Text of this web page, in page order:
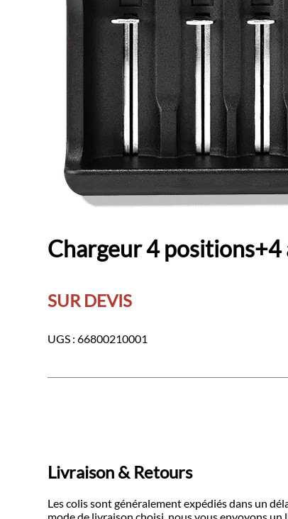
Chargeur 4
SUR DEVIS
UGS :66800210001
Livraison & Retours
Les colis sont généralement expédiés dans un